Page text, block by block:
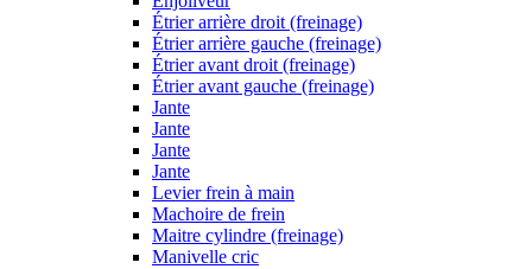
Étrier arrière droit (freinage)
Étrier arrière gauche (freinage)
Étrier avant droit (freinage)
Étrier avant gauche (freinage)
Jante
Jante
Jante
Jante
Levier frein à main
Machoire de frein
Maitre cylindre (freinage)
Manivelle cric